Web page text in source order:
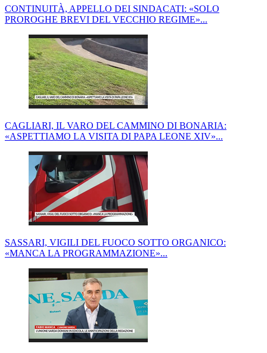
CONTINUITÀ, APPELLO DEI SINDACATI: «SOLO
PROROGHE BREVI DEL VECCHIO REGIME»...
CAGLIARI, IL VARO DEL CAMMINO DI BONARIA:
«ASPETTIAMO LA VISITA DI PAPA LEONE XIV»...
SASSARI, VIGILI DEL FUOCO SOTTO ORGANICO:
«MANCA LA PROGRAMMAZIONE»...